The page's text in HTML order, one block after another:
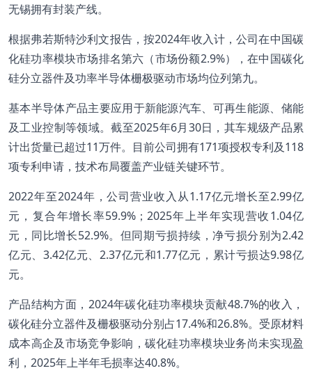
无锡拥有封装产线。
根据弗若斯特沙利文报告，按2024年收入计，公司在中国碳
化硅功率模块市场排名第六（市场份额2.9%），在中国碳化
硅分立器件及功率半导体栅极驱动市场均位列第九。
基本半导体产品主要应用于新能源汽车、可再生能源、储能
及工业控制等领域。截至2025年6月30日，其车规级产品累
计出货量已超过11万件。目前公司拥有171项授权专利及118
项专利申请，技术布局覆盖产业链关键环节。
2022年至2024年，公司营业收入从1.17亿元增长至2.99亿
元，复合年增长率59.9%；2025年上半年实现营收1.04亿
元，同比增长52.9%。但同期亏损持续，净亏损分别为2.42
亿元、3.42亿元、2.37亿元和1.77亿元，累计亏损达9.98亿
元。
产品结构方面，2024年碳化硅功率模块贡献48.7%的收入，
碳化硅分立器件及栅极驱动分别占17.4%和26.8%。受原材料
成本高企及市场竞争影响，碳化硅功率模块业务尚未实现盈
利，2025年上半年毛损率达40.8%。